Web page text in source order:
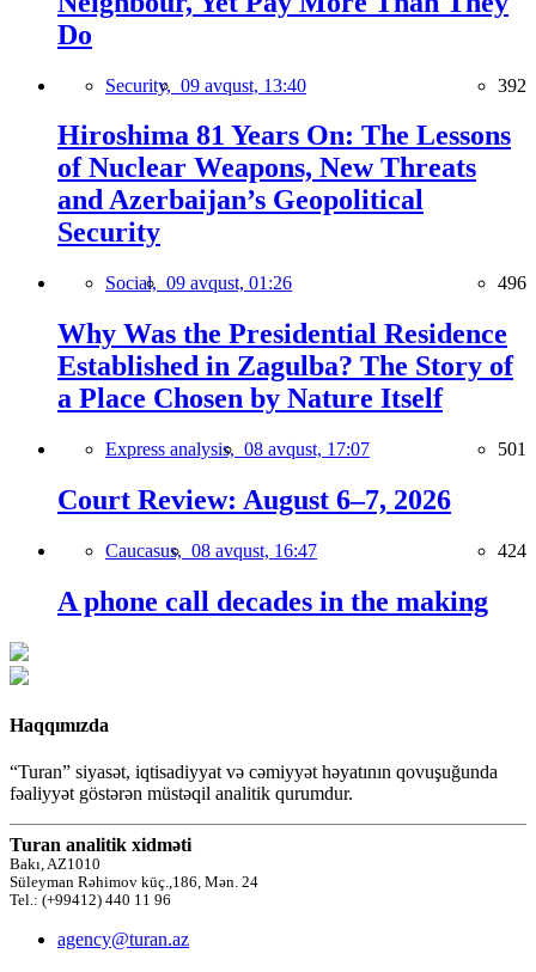
Do
Security, 09 avqust, 13:40 392
Hiroshima 81 Years On: The Lessons
of Nuclear Weapons, New Threats
and Azerbaijan’s Geopolitical
Security
Social, 09 avqust, 01:26 496
Why Was the Presidential Residence
Established in Zagulba? The Story of
a Place Chosen by Nature Itself
Express analysis, 08 avqust, 17:07 501
Court Review: August 6–7, 2026
Caucasus, 08 avqust, 16:47 424
A phone call decades in the making
Haqqımızda
“Turan” siyasət, iqtisadiyyat və cəmiyyət həyatının qovuşuğunda
fəaliyyət göstərən müstəqil analitik qurumdur.
Turan analitik xidməti
Bakı, AZ1010
Süleyman Rəhimov küç.,186, Mən. 24
Tel.: (+99412) 440 11 96
agency@turan.az